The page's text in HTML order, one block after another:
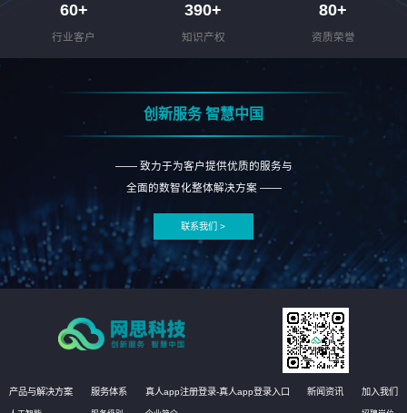
60+
行业客户
390+
知识产权
80+
资质荣誉
创新服务 智慧中国
—— 致力于为客户提供优质的服务与
全面的数智化整体解决方案 ——
联系我们 >
产品与解决方案 服务体系 真人app注册登录-真人app登录入口 新闻资讯 加入我们